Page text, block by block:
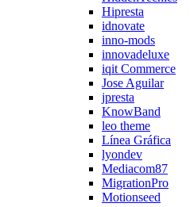
Hipresta
idnovate
inno-mods
innovadeluxe
iqit Commerce
Jose Aguilar
jpresta
KnowBand
leo theme
Línea Gráfica
lyondev
Mediacom87
MigrationPro
Motionseed